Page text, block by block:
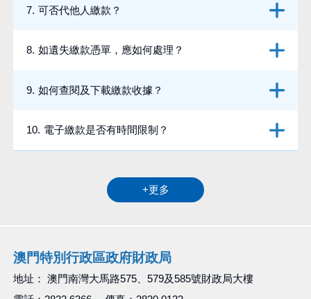
7. 可否代他人繳款？
8. 如遺失繳款憑單，應如何處理？
9. 如何查閱及下載繳款收據？
10. 電子繳款是否有時間限制？
+更多
澳門特別行政區政府財政局
地址： 澳門南灣大馬路575、579及585號財政局大樓